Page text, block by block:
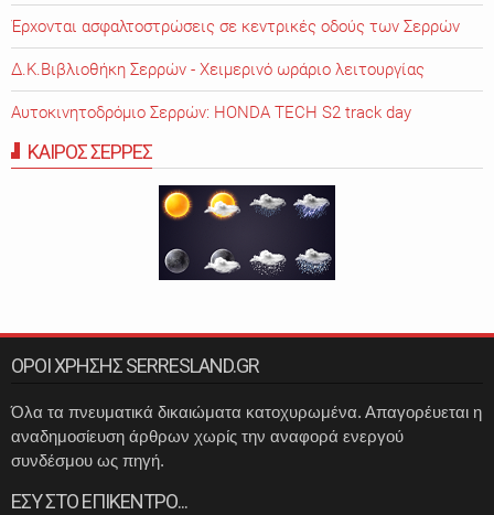
Έρχονται ασφαλτοστρώσεις σε κεντρικές οδούς των Σερρών
Δ.Κ.Βιβλιοθήκη Σερρών - Χειμερινό ωράριο λειτουργίας
Αυτοκινητοδρόμιο Σερρών: HONDA TECH S2 track day
ΚΑΙΡΟΣ ΣΕΡΡΕΣ
ΟΡΟΙ ΧΡΗΣΗΣ SERRESLAND.GR
Όλα τα πνευματικά δικαιώματα κατοχυρωμένα. Απαγορέυεται η
αναδημοσίευση άρθρων χωρίς την αναφορά ενεργού
συνδέσμου ως πηγή.
ΕΣΥ ΣΤΟ ΕΠΙΚΕΝΤΡΟ...